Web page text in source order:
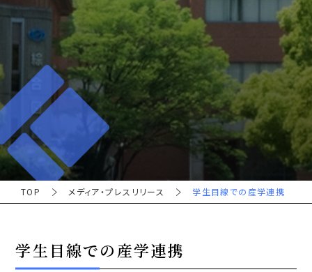
TOP メディア・プレスリリース 学生目線での産学連携
学生目線での産学連携